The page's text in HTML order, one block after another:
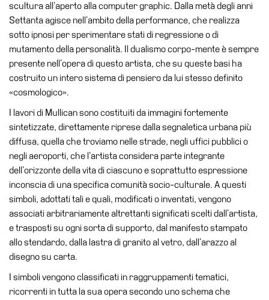
Collezione
Accessibilità
Educazione
Educazione
News
Formazione
Ricerca
Famiglie
Scuole
Visite
guidate
Summer
School
scultura all’aperto alla computer graphic. Dalla metà degli anni
Settanta agisce nell’ambito della performance, che realizza
sotto ipnosi per sperimentare stati di regressione o di
mutamento della personalità. Il dualismo corpo-mente è sempre
presente nell’opera di questo artista, che su queste basi ha
costruito un intero sistema di pensiero da lui stesso definito
«cosmologico».
I lavori di Mullican sono costituiti da immagini fortemente
sintetizzate, direttamente riprese dalla segnaletica urbana più
diffusa, quella che troviamo nelle strade, negli uffici pubblici o
negli aeroporti, che l’artista considera parte integrante
dell’orizzonte della vita di ciascuno e soprattutto espressione
inconscia di una specifica comunità socio-culturale. A questi
simboli, adottati tali e quali, modificati o inventati, vengono
associati arbitrariamente altrettanti significati scelti dall’artista,
e trasposti su ogni sorta di supporto, dal manifesto stampato
allo stendardo, dalla lastra di granito al vetro, dall’arazzo al
disegno su carta.
I simboli vengono classificati in raggruppamenti tematici,
ricorrenti in tutta la sua opera secondo uno schema che